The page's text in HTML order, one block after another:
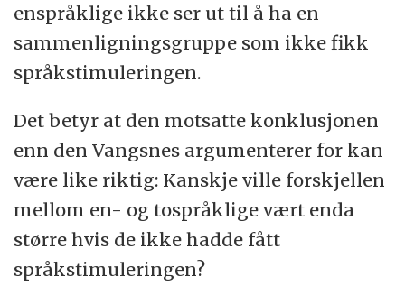
enspråklige ikke ser ut til å ha en
sammenligningsgruppe som ikke fikk
språkstimuleringen.
Det betyr at den motsatte konklusjonen
enn den Vangsnes argumenterer for kan
være like riktig: Kanskje ville forskjellen
mellom en- og tospråklige vært enda
større hvis de ikke hadde fått
språkstimuleringen?